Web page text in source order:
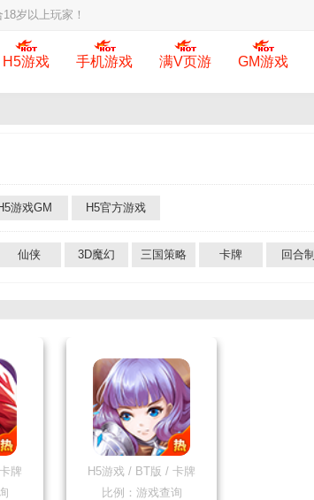
岁以上玩家！
H5游戏 手机游戏 满V页游 GM游戏
游戏GM H5官方游戏
仙侠 3D魔幻 三国策略 卡牌 回合制
卡牌
H5游戏 / BT版 / 卡牌
比例：游戏查询